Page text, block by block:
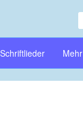
Schriftlieder Mehr